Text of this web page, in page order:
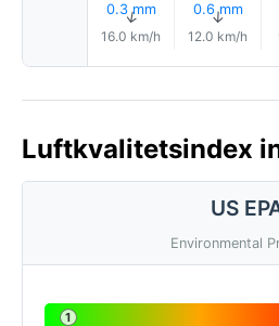
0.3 mm
↑
16.0 km/h
0.6 mm
↑
12.0 km/h
Luftkvalitetsindex
US
Environmental
1